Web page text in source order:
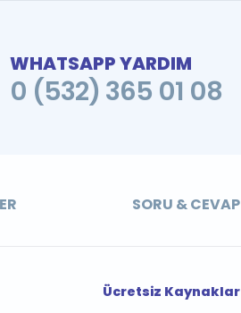
WHATSAPP YARDIM
0 (532) 365 01 08
SORU & CEVAP
Ücretsiz Kaynaklar